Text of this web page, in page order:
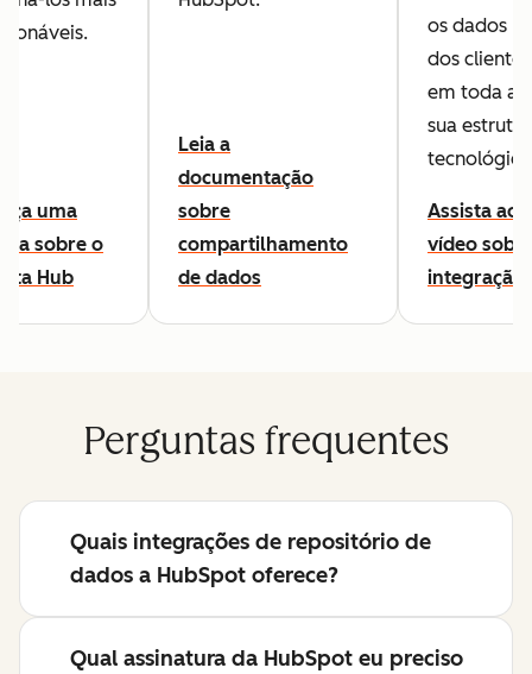
uma
sobre o
Hub
Leia a
documentação
sobre
compartilhamento
de dados
os dados
dos clientes
em toda a
sua
Assista ao
vídeo
integração
Perguntas frequentes
Quais integrações de repositório de
dados a HubSpot oferece?
Qual assinatura da HubSpot eu preciso